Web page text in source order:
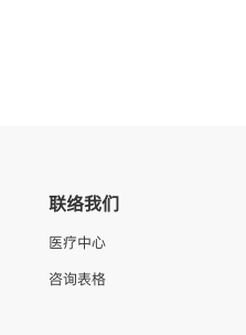
联络我们
医疗中心
咨询表格